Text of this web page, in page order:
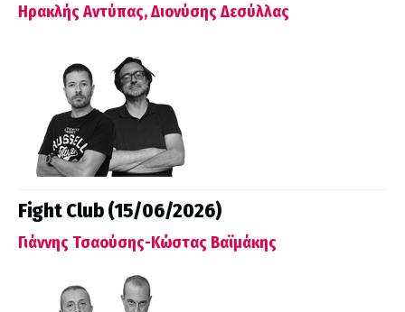
Ηρακλής Αντύπας, Διονύσης Δεσύλλας
Fight Club (15/06/2026)
Γιάννης Τσαούσης-Κώστας Βαϊμάκης